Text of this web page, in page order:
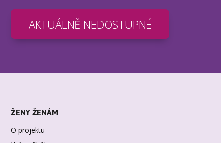
AKTUÁLNĚ NEDOSTUPNÉ
ŽENY ŽENÁM
O projektu